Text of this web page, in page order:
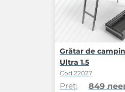
Grătar de
Ultra 1.5
Cod 22027
Preț: 849